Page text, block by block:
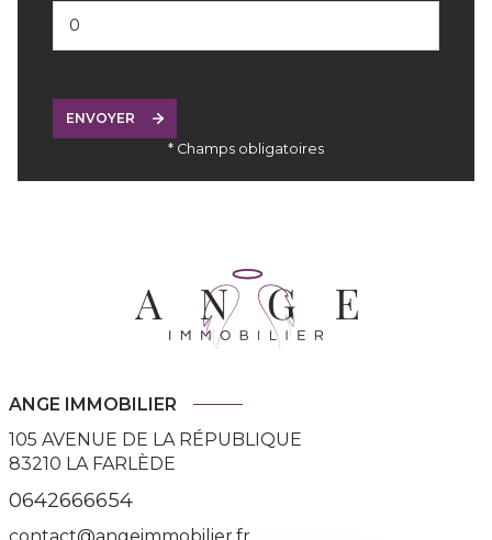
ENVOYER
* Champs obligatoires
ANGE IMMOBILIER
105 AVENUE DE LA RÉPUBLIQUE
83210 LA FARLÈDE
0642666654